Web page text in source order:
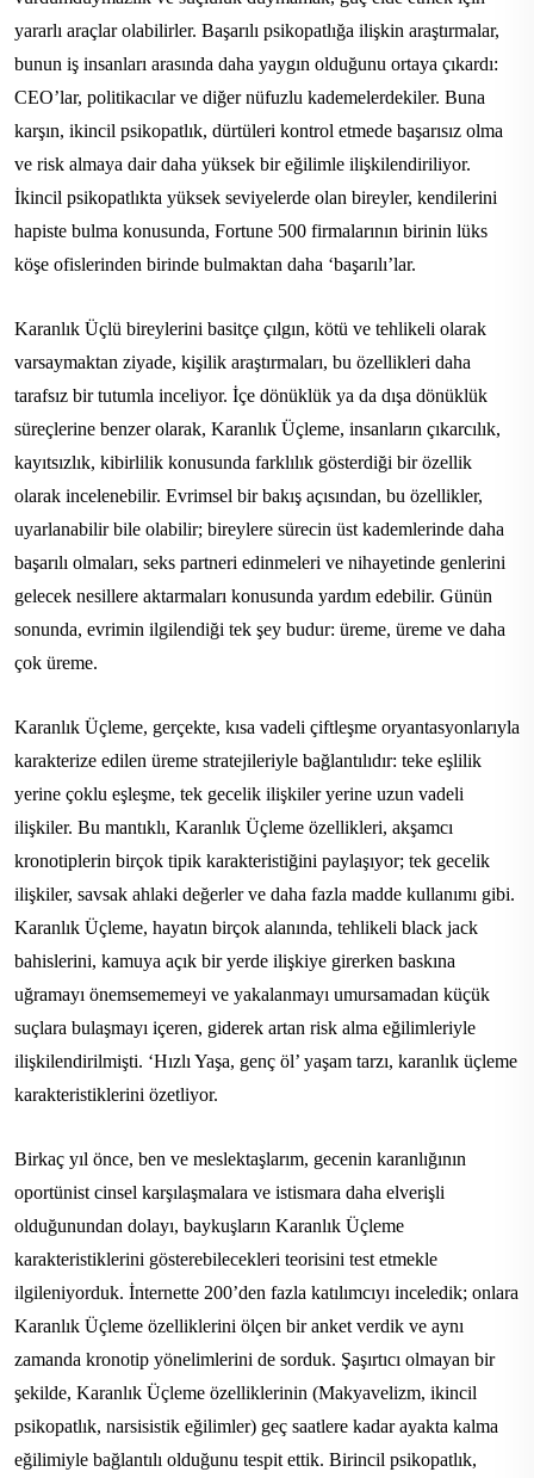
yararlı araçlar olabilirler. Başarılı psikopatlığa ilişkin araştırmalar,
bunun iş insanları arasında daha yaygın olduğunu ortaya çıkardı:
CEO’lar, politikacılar ve diğer nüfuzlu kademelerdekiler. Buna
karşın, ikincil psikopatlık, dürtüleri kontrol etmede başarısız olma
ve risk almaya dair daha yüksek bir eğilimle ilişkilendiriliyor.
İkincil psikopatlıkta yüksek seviyelerde olan bireyler, kendilerini
hapiste bulma konusunda, Fortune 500 firmalarının birinin lüks
köşe ofislerinden birinde bulmaktan daha ‘başarılı’lar.
Karanlık Üçlü bireylerini basitçe çılgın, kötü ve tehlikeli olarak
varsaymaktan ziyade, kişilik araştırmaları, bu özellikleri daha
tarafsız bir tutumla inceliyor. İçe dönüklük ya da dışa dönüklük
süreçlerine benzer olarak, Karanlık Üçleme, insanların çıkarcılık,
kayıtsızlık, kibirlilik konusunda farklılık gösterdiği bir özellik
olarak incelenebilir. Evrimsel bir bakış açısından, bu özellikler,
uyarlanabilir bile olabilir; bireylere sürecin üst kademlerinde daha
başarılı olmaları, seks partneri edinmeleri ve nihayetinde genlerini
gelecek nesillere aktarmaları konusunda yardım edebilir. Günün
sonunda, evrimin ilgilendiği tek şey budur: üreme, üreme ve daha
çok üreme.
Karanlık Üçleme, gerçekte, kısa vadeli çiftleşme oryantasyonlarıyla
karakterize edilen üreme stratejileriyle bağlantılıdır: teke eşlilik
yerine çoklu eşleşme, tek gecelik ilişkiler yerine uzun vadeli
ilişkiler. Bu mantıklı, Karanlık Üçleme özellikleri, akşamcı
kronotiplerin birçok tipik karakteristiğini paylaşıyor; tek gecelik
ilişkiler, savsak ahlaki değerler ve daha fazla madde kullanımı gibi.
Karanlık Üçleme, hayatın birçok alanında, tehlikeli black jack
bahislerini, kamuya açık bir yerde ilişkiye girerken baskına
uğramayı önemsememeyi ve yakalanmayı umursamadan küçük
suçlara bulaşmayı içeren, giderek artan risk alma eğilimleriyle
ilişkilendirilmişti. ‘Hızlı Yaşa, genç öl’ yaşam tarzı, karanlık üçleme
karakteristiklerini özetliyor.
Birkaç yıl önce, ben ve meslektaşlarım, gecenin karanlığının
oportünist cinsel karşılaşmalara ve istismara daha elverişli
olduğunundan dolayı, baykuşların Karanlık Üçleme
karakteristiklerini gösterebilecekleri teorisini test etmekle
ilgileniyorduk. İnternette 200’den fazla katılımcıyı inceledik; onlara
Karanlık Üçleme özelliklerini ölçen bir anket verdik ve aynı
zamanda kronotip yönelimlerini de sorduk. Şaşırtıcı olmayan bir
şekilde, Karanlık Üçleme özelliklerinin (Makyavelizm, ikincil
psikopatlık, narsisistik eğilimler) geç saatlere kadar ayakta kalma
eğilimiyle bağlantılı olduğunu tespit ettik. Birincil psikopatlık,